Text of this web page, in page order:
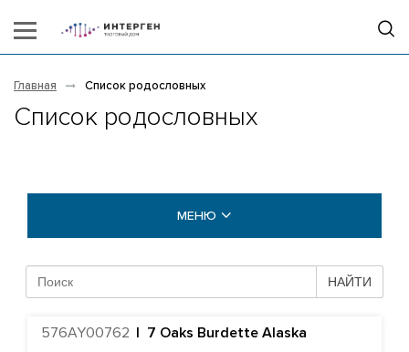
Главная Список родословных
Список родословных
МЕНЮ
Айрширская порода
НАЙТИ
576AY00762 7 Oaks Burdette Alaska